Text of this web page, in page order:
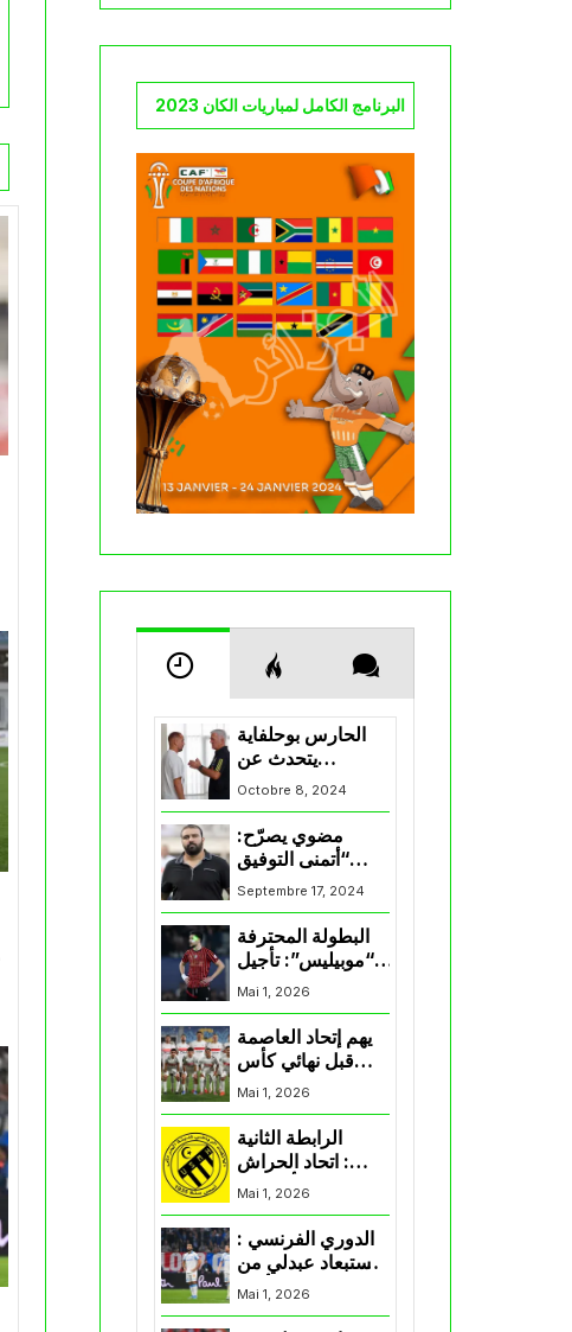
البرنامج الكامل لمباريات الكان 2023
الحارس بوحلفاية
يتحدث عن
طموحاته مع
المنتخب و شباب
قسنطينة
Octobre 8, 2024
مضوي يصرّح:
“أتمنى التوفيق
لممثلي الكرة
الجزائرية في
Septembre 17, 2024
البطولة المحترفة
“موبيليس”: تأجيل
مباراة إتحاد
العاصمة وأتلتيك
بارادو
Mai 1, 2026
يهم إتحاد العاصمة
قبل نهائي كأس
اكاف : الزمالك
يسقط بثلاثية أمام
Mai 1, 2026
الرابطة الثانية
: اتحاد الحراش
يحسم التأهل إلى
“البلاي أوف”
Mai 1, 2026
الدوري الفرنسي :
استبعاد عبدلي من
قائمة مرسيليا أمام
Mai 1, 2026